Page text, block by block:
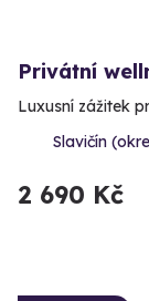
Privátní
Luxusní zážitek
Slavičín
2 690 Kč